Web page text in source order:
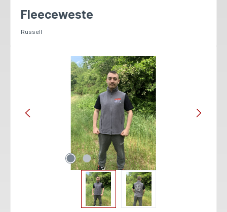
Fleeceweste
Russell
Bildergalerie überspringen